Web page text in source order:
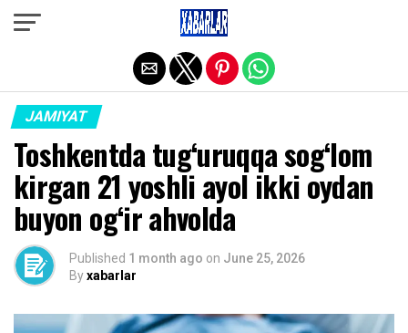
JAMIYAT
Toshkentda tug‘uruqqa sog‘lom
kirgan 21 yoshli ayol ikki oydan
buyon og‘ir ahvolda
Published 1 month ago on June 25, 2026
Byxabarlar
Exit mobile version